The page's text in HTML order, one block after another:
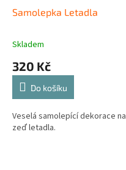
Samolepka Letadla
Skladem
320 Kč
Do košíku
Veselá samolepící dekorace na
zeď letadla.